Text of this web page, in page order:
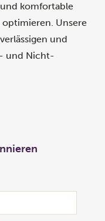
komfortable
optimieren. Unsere
und
und Nicht-